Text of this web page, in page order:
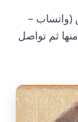
(واتساب –
ثم تواصل